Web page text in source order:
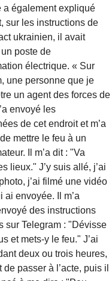
a également expliqué
sur les instructions de
ukrainien, il avait
poste de
électrique. « Sur
une personne que je
un agent des forces de
envoyé les
de cet endroit et m’a
mettre le feu à un
Il m’a dit : "Va
lieux." J’y suis allé, j’ai
j’ai filmé une vidéo
ai envoyée. Il m’a
des instructions
sur Telegram : "Dévisse
et mets-y le feu." J’ai
deux ou trois heures,
de passer à l’acte, puis il